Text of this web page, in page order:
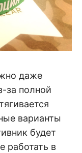
даже
за полной
варианты
будет
работать в